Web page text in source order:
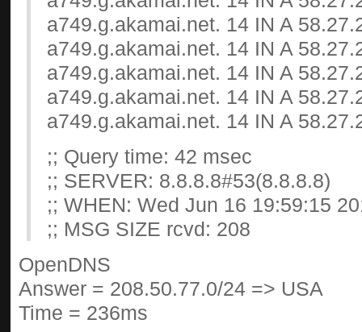
a749.g.akamai.net. 14 IN A
a749.g.akamai.net. 14 IN A
a749.g.akamai.net. 14 IN A
a749.g.akamai.net. 14 IN A
a749.g.akamai.net. 14 IN A
;; Query time: 42 msec
;; SERVER: 8.8.8.8#53(8.8.8.8)
;; WHEN: Wed Jun 16 19:59:15
;; MSG SIZE rcvd: 208
OpenDNS
Answer = 208.50.77.0/24 => USA
Time = 236ms